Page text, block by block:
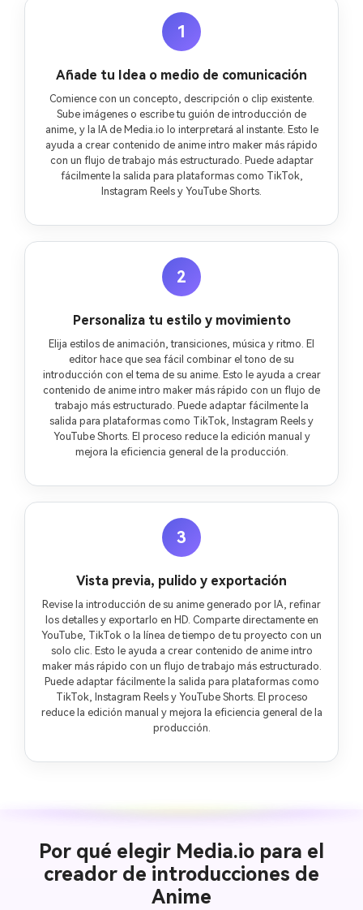
1
Añade tu Idea o medio de comunicación
Comience con un concepto, descripción o clip existente.
Sube imágenes o escribe tu guión de introducción de
anime, y la IA de Media.io lo interpretará al instante. Esto le
ayuda a crear contenido de anime intro maker más rápido
con un flujo de trabajo más estructurado. Puede adaptar
fácilmente la salida para plataformas como TikTok,
Instagram Reels y YouTube Shorts.
2
Personaliza tu estilo y movimiento
Elija estilos de animación, transiciones, música y ritmo. El
editor hace que sea fácil combinar el tono de su
introducción con el tema de su anime. Esto le ayuda a crear
contenido de anime intro maker más rápido con un flujo de
trabajo más estructurado. Puede adaptar fácilmente la
salida para plataformas como TikTok, Instagram Reels y
YouTube Shorts. El proceso reduce la edición manual y
mejora la eficiencia general de la producción.
3
Vista previa, pulido y exportación
Revise la introducción de su anime generado por IA, refinar
los detalles y exportarlo en HD. Comparte directamente en
YouTube, TikTok o la línea de tiempo de tu proyecto con un
solo clic. Esto le ayuda a crear contenido de anime intro
maker más rápido con un flujo de trabajo más estructurado.
Puede adaptar fácilmente la salida para plataformas como
TikTok, Instagram Reels y YouTube Shorts. El proceso
reduce la edición manual y mejora la eficiencia general de la
producción.
Por qué elegir Media.io para el
creador de introducciones de
Anime